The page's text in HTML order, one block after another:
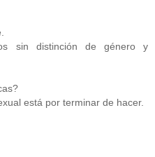
sin distinción de género y
está por terminar de hacer.